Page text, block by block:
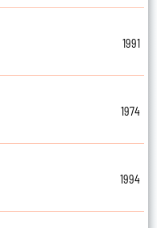
1991
1974
1994